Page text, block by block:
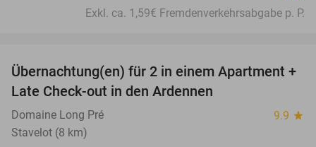
Exkl. ca. 1,59€ Fremdenverkehrsabgabe p. P.
62%
Übernachtung(en) für 2 in einem Apartment +
Late Check-out in den Ardennen
Domaine Long Pré 9.9 star
Stavelot (8 km)